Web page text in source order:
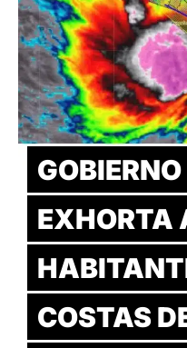
EXHORTA
COSTAS